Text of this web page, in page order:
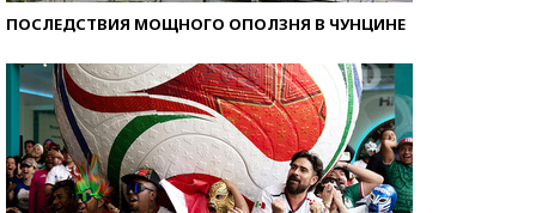
ПОСЛЕДСТВИЯ МОЩНОГО ОПОЛЗНЯ В ЧУНЦИНЕ